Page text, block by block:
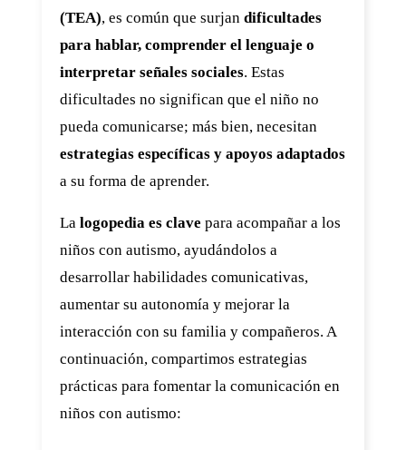
(TEA), es común que surjan dificultades
para hablar, comprender el lenguaje o
interpretar señales sociales. Estas
dificultades no significan que el niño no
pueda comunicarse; más bien, necesitan
estrategias específicas y apoyos adaptados
a su forma de aprender.
La logopedia es clave para acompañar a los
niños con autismo, ayudándolos a
desarrollar habilidades comunicativas,
aumentar su autonomía y mejorar la
interacción con su familia y compañeros. A
continuación, compartimos estrategias
prácticas para fomentar la comunicación en
niños con autismo: